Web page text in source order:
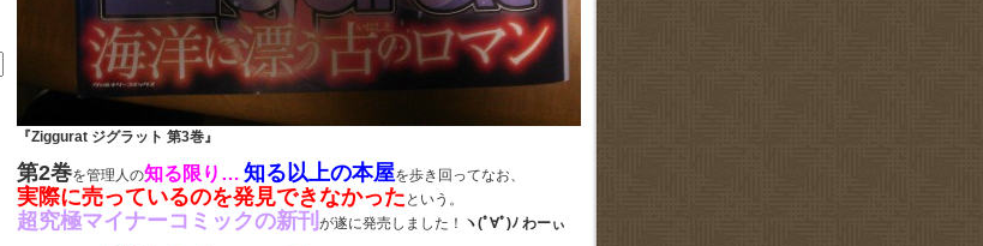
『Ziggurat ジグラット 第3巻』
第2巻を管理人の知る限り… 知る以上の本屋を歩き回ってなお、
実際に売っているのを発見できなかった という。
超究極マイナーコミックの新刊が遂に発売しました！ ヽ(ﾟ∀ﾟ)ﾉ わーぃ